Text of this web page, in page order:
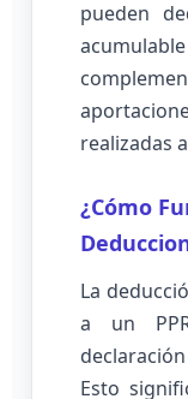
pueden
realizadas
¿Cómo
La
a un
Esto